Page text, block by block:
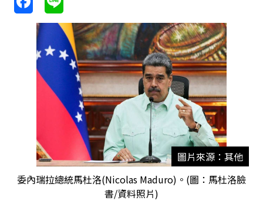
圖片來源：其他
委內瑞拉總統馬杜洛(Nicolas Maduro)。(圖：馬杜洛臉
書/資料照片)